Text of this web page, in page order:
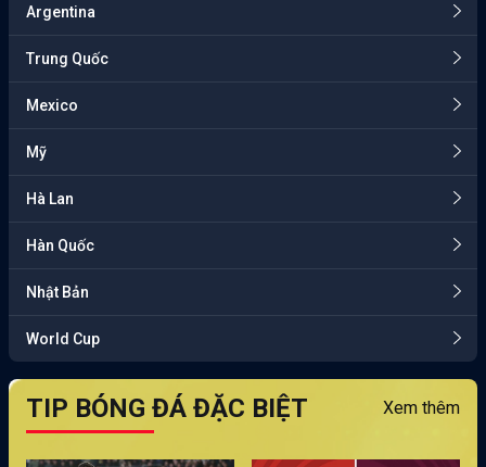
Argentina
Trung Quốc
Mexico
Mỹ
Hà Lan
Hàn Quốc
Nhật Bản
World Cup
TIP BÓNG ĐÁ ĐẶC BIỆT Xem thêm